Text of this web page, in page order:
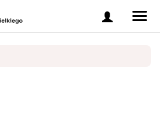
Zaloguj
się